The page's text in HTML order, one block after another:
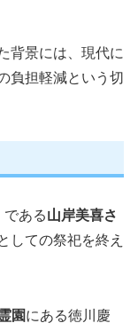
背景には、現代に
負担軽減という切
ある山岸美喜さ
しての祭祀を終え
園にある徳川慶